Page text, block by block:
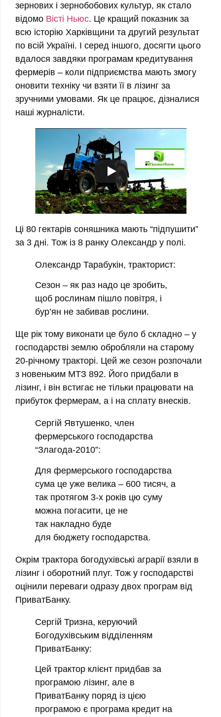
зернових і зернобобових культур, як стало
відомо Вісті Ньюс. Це кращий показник за
всю історію Харківщини та другий результат
по всій Україні. І серед іншого, досягти цього
вдалося завдяки програмам кредитування
фермерів – коли підприємства мають змогу
оновити техніку чи взяти її в лізинг за
зручними умовами. Як це працює, дізналися
наші журналісти.
Ці 80 гектарів соняшника мають “підпушити”
за 3 дні. Тож із 8 ранку Олександр у полі.
Олександр Тарабукін, тракторист:
Сезон – як раз надо це зробить,
щоб рослинам пішло повітря, і
бур’ян не забивав рослини.
Ще рік тому виконати це було б складно – у
господарстві землю обробляли на старому
20-річному тракторі. Цей же сезон розпочали
з новеньким МТЗ 892. Його придбали в
лізинг, і він встигає не тільки працювати на
прибуток фермерам, а і на сплату внесків.
Сергій Явтушенко, член
фермерського господарства
“Злагода-2010”:
Для фермерського господарства
сума це уже велика – 600 тисяч, а
так протягом 3-х років цю суму
можна погасити, це не
так накладно буде
для бюджету господарства.
Окрім трактора богодухівські аграрії взяли в
лізинг і оборотний плуг. Тож у господарстві
оцінили переваги одразу двох програм від
ПриватБанку.
Сергій Тризна, керуючий
Богодухівським відділенням
ПриватБанку:
Цей трактор клієнт придбав за
програмою лізинг, але в
ПриватБанку поряд із цією
програмою є програма кредит на